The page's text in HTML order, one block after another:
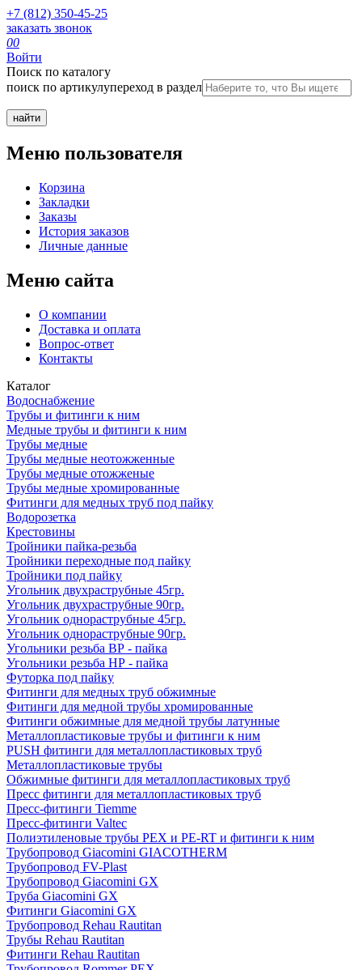
+7 (812) 350-45-25
заказать звонок
00
Войти
Поиск по каталогу
поиск по артикулупереход в раздел
Меню пользователя
Корзина
Закладки
Заказы
История заказов
Личные данные
Меню сайта
О компании
Доставка и оплата
Вопрос-ответ
Контакты
Каталог
Водоснабжение
Трубы и фитинги к ним
Медные трубы и фитинги к ним
Трубы медные
Трубы медные неотожженные
Трубы медные отожженые
Трубы медные хромированные
Фитинги для медных труб под пайку
Водорозетка
Крестовины
Тройники пайка-резьба
Тройники переходные под пайку
Тройники под пайку
Угольник двухраструбные 45гр.
Угольник двухраструбные 90гр.
Угольник однораструбные 45гр.
Угольник однораструбные 90гр.
Угольники резьба ВР - пайка
Угольники резьба НР - пайка
Футорка под пайку
Фитинги для медных труб обжимные
Фитинги для медной трубы хромированные
Фитинги обжимные для медной трубы латунные
Металлопластиковые трубы и фитинги к ним
PUSH фитинги для металлопластиковых труб
Металлопластиковые трубы
Обжимные фитинги для металлопластиковых труб
Пресс фитинги для металлопластиковых труб
Пресс-фитинги Tiemme
Пресс-фитинги Valtec
Полиэтиленовые трубы PEX и PE-RT и фитинги к ним
Трубопровод Giacomini GIACOTHERM
Трубопровод FV-Plast
Трубопровод Giacomini GX
Труба Giacomini GX
Фитинги Giacomini GX
Трубопровод Rehau Rautitan
Трубы Rehau Rautitan
Фитинги Rehau Rautitan